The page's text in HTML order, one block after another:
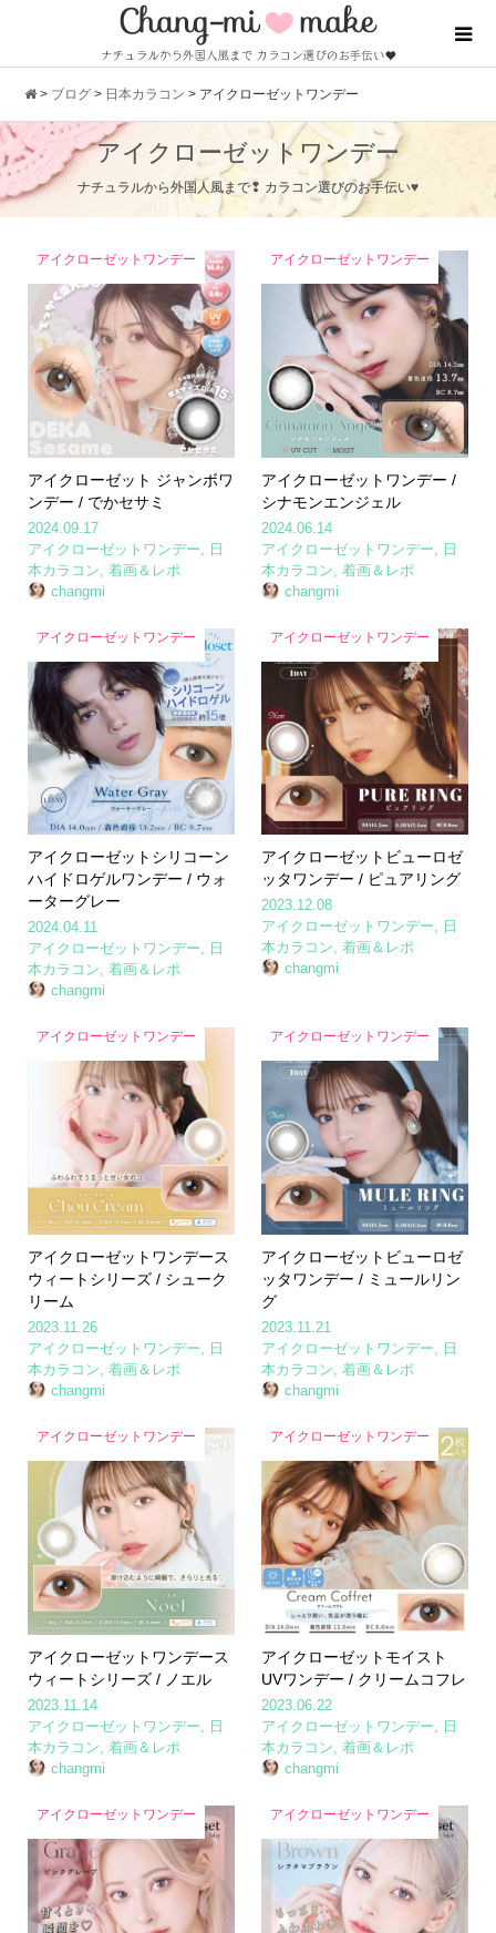
> ブログ > 日本カラコン > アイクローゼットワンデー
アイクローゼットワンデー
ナチュラルから外国人風まで❢ カラコン選びのお手伝い♥
アイクローゼットワンデー
アイクローゼット ジャンボワ
ンデー / でかセサミ
2024.09.17
アイクローゼットワンデー
日
本カラコン 着画＆レポ
changmi
アイクローゼットワンデー
アイクローゼットワンデー /
シナモンエンジェル
2024.06.14
アイクローゼットワンデー
日
本カラコン ,着画＆レポ
changmi
アイクローゼットワンデー
アイクローゼットシリコーン
ハイドロゲルワンデー / ウォ
ーターグレー
2024.04.11
アイクローゼットワンデー, 日
本カラコン, 着画＆レポ
changmi
アイクローゼットワンデー
アイクローゼットビューロゼ
ッタワンデー / ピュアリング
2023.12.08
アイクローゼットワンデー, 日
本カラコン,着画＆レポ
changmi
アイクローゼットワンデー
アイクローゼットワンデース
ウィートシリーズ / シューク
リーム
2023.11.26
アイクローゼットワンデー
日
本カラコン 着画＆レポ
changmi
アイクローゼットワンデー
アイクローゼットビューロゼ
ッタワンデー / ミュールリン
グ
2023.11.21
アイクローゼットワンデー
日
本カラコン ,着画＆レポ
changmi
アイクローゼットワンデー
アイクローゼットワンデース
ウィートシリーズ / ノエル
2023.11.14
アイクローゼットワンデー
日
本カラコン 着画＆レポ
changmi
アイクローゼットワンデー
アイクローゼットモイスト
UVワンデー / クリームコフレ
2023.06.22
アイクローゼットワンデー
日
本カラコン ,着画＆レポ
changmi
アイクローゼットワンデー アイクローゼットワンデー